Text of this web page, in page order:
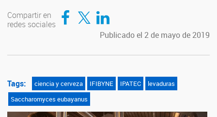
Compartir en
redes sociales
Compartir en Facebook
Compartir en TwitterCompartir en LinkedIn
Publicado el 2 de mayo de 2019
Tags: ciencia y cerveza IFIBYNE IPATEC
levaduras
Saccharomyces eubayanus